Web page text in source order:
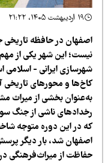
در حافظه تاریخی
این شهر یکی از
ایرانی - اسلامی است
و محورهای تاریخی آن
بخشی از میراث
ناشی از جنگ سوم
در این دوره متوجه
شد، بار دیگر پرسش‌های
از میراث‌فرهنگی در